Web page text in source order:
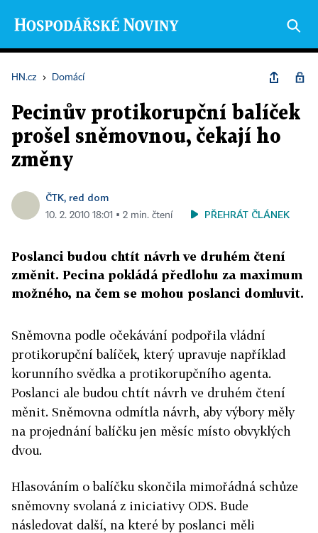
HN.cz › Domácí
Pecinův protikorupční balíček
prošel sněmovnou, čekají ho
změny
ČTK, red dom
10. 2. 2010 18:01 ▪ 2 min. čtení PŘEHRÁT ČLÁNEK
Poslanci budou chtít návrh ve druhém čtení
změnit. Pecina pokládá předlohu za maximum
možného, na čem se mohou poslanci domluvit.
Sněmovna podle očekávání podpořila vládní
protikorupční balíček, který upravuje například
korunního svědka a protikorupčního agenta.
Poslanci ale budou chtít návrh ve druhém čtení
měnit. Sněmovna odmítla návrh, aby výbory měly
na projednání balíčku jen měsíc místo obvyklých
dvou.
Hlasováním o balíčku skončila mimořádná schůze
sněmovny svolaná z iniciativy ODS. Bude
následovat další, na které by poslanci měli